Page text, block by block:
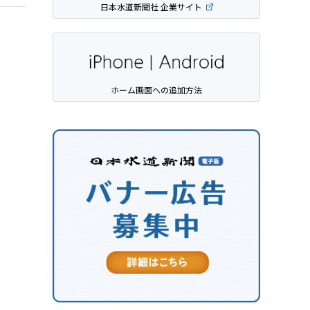
日本水道新聞社 企業サイト
ホーム画面への追加方法